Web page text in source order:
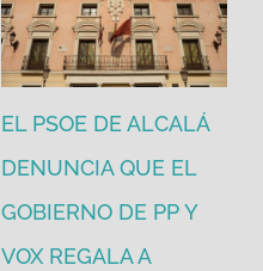
EL PSOE DE ALCALÁ
DENUNCIA QUE EL
GOBIERNO DE PP Y
VOX REGALA A